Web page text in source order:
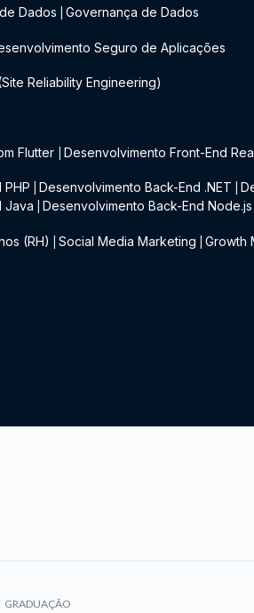
Dados Governança de Dados
Seguro de Aplicações
Reliability Engineering)
Flutter Desenvolvimento Front-End
Desenvolvimento Back-End .NET
Java Desenvolvimento Back-End Node.js
(RH) Social Media Marketing Growth
GRADUAÇÃO